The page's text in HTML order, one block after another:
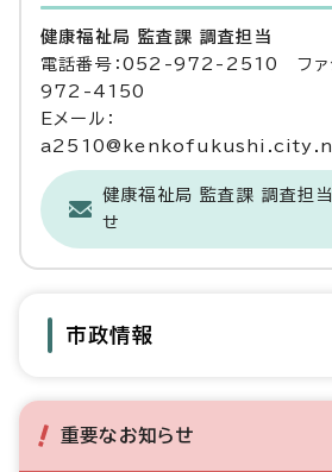
健康福祉局 監査課 調査担当
電話番号：052-972-2510 ファ
972-4150
Eメール：
健康福祉局 監査課 調査担
せ
市政情報
重要なお知らせ